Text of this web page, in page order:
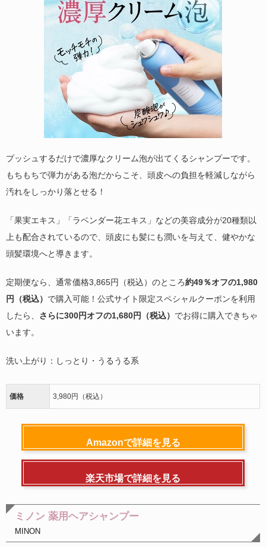
プッシュするだけで濃厚なクリーム泡が出てくるシャンプーです。
もちもちで弾力がある泡だからこそ、頭皮への負担を軽減しながら
汚れをしっかり落とせる！
「果実エキス」「ラベンダー花エキス」などの美容成分が20種類以
上も配合されているので、頭皮にも髪にも潤いを与えて、健やかな
頭髪環境へと導きます。
定期便なら、通常価格3,865円（税込）のところ約49％オフの1,980
円（税込） で購入可能！公式サイト限定スペシャルクーポンを利用
したら、 さらに300円オフの1,680円（税込） でお得に購入できちゃ
います。
洗い上がり：しっとり・うるうる系
価格 3,980円（税込）
Amazonで詳細を見る
楽天市場で詳細を見る
ミノン 薬用ヘアシャンプー
MINON